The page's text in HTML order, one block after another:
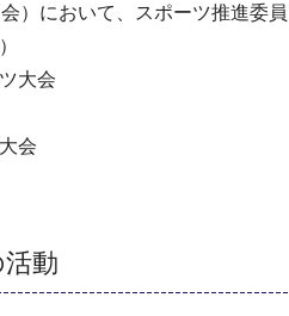
）において、スポーツ推進委員
大会
会
動